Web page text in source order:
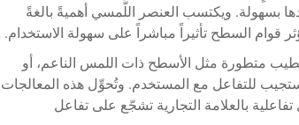
بسهولة. ويكتسب العنصر اللَّمسي أهميةً بالغةً
قوام السطح تأثيراً مباشراً على سهولة الاستخدام.
متطورة مثل الأسطح ذات اللمس الناعم، أو
للتفاعل مع المستخدم. وتُحوِّل هذه المعالجات
بالعلامة التجارية تشجّع على تفاعل